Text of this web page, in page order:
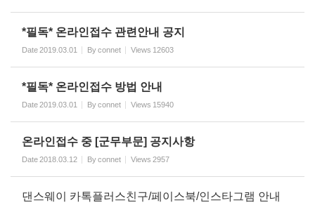
*필독* 온라인접수 관련안내 공지
Date2019.03.01 Byconnet Views 12603
*필독* 온라인접수 방법 안내
Date2019.03.01 Byconnet Views 15940
온라인접수 중 [군무부문] 공지사항
Date2018.03.12 Byconnet Views 2957
댄스웨이 카톡플러스친구/페이스북/인스타그램 안내